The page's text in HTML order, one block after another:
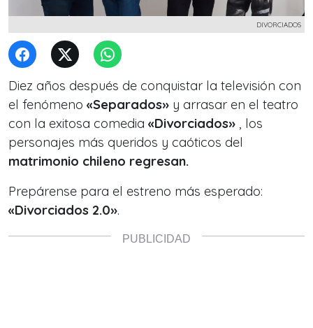
DIVORCIADOS
Diez años después de conquistar la televisión con
el fenómeno «Separados» y arrasar en el teatro
con la exitosa comedia «Divorciados» , los
personajes más queridos y caóticos del
matrimonio chileno regresan.
Prepárense para el estreno más esperado:
«Divorciados 2.0».